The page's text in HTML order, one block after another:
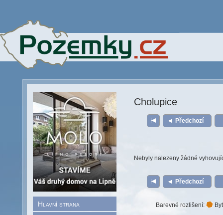
Hlavní strana
Cholupice
Předchozí
Nebyly nalezeny žádné
Předchozí
Barevné rozlišení: